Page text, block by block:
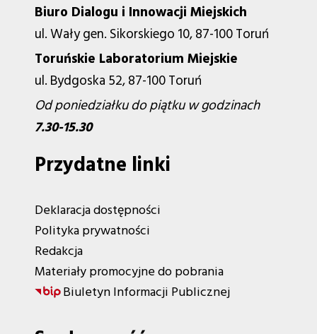
Biuro Dialogu i Innowacji Miejskich
ul. Wały gen. Sikorskiego 10, 87-100 Toruń
Toruńskie Laboratorium Miejskie
ul. Bydgoska 52, 87-100 Toruń
Od poniedziałku do piątku w godzinach
7.30-15.30
Przydatne linki
Deklaracja dostępności
Polityka prywatności
Redakcja
Materiały promocyjne do pobrania
Biuletyn Informacji Publicznej